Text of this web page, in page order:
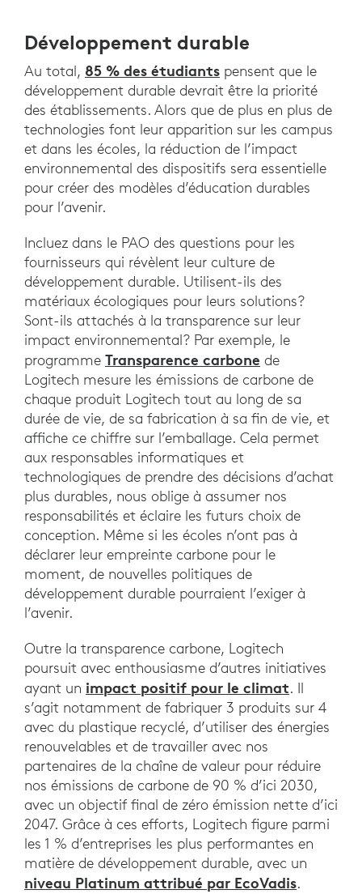
Développement durable
Au total, 85 % des étudiants pensent que le
développement durable devrait être la priorité
des établissements. Alors que de plus en plus de
technologies font leur apparition sur les campus
et dans les écoles, la réduction de l’impact
environnemental des dispositifs sera essentielle
pour créer des modèles d’éducation durables
pour l’avenir.
Incluez dans le PAO des questions pour les
fournisseurs qui révèlent leur culture de
développement durable. Utilisent-ils des
matériaux écologiques pour leurs solutions?
Sont-ils attachés à la transparence sur leur
impact environnemental? Par exemple, le
programme Transparence carbone de
Logitech mesure les émissions de carbone de
chaque produit Logitech tout au long de sa
durée de vie, de sa fabrication à sa fin de vie, et
affiche ce chiffre sur l’emballage. Cela permet
aux responsables informatiques et
technologiques de prendre des décisions d’achat
plus durables, nous oblige à assumer nos
responsabilités et éclaire les futurs choix de
conception. Même si les écoles n’ont pas à
déclarer leur empreinte carbone pour le
moment, de nouvelles politiques de
développement durable pourraient l’exiger à
l’avenir.
Outre la transparence carbone, Logitech
poursuit avec enthousiasme d’autres initiatives
ayant un impact positif pour le climat. Il
s’agit notamment de fabriquer 3 produits sur 4
avec du plastique recyclé, d’utiliser des énergies
renouvelables et de travailler avec nos
partenaires de la chaîne de valeur pour réduire
nos émissions de carbone de 90 % d’ici 2030,
avec un objectif final de zéro émission nette d’ici
2047. Grâce à ces efforts, Logitech figure parmi
les 1 % d’entreprises les plus performantes en
matière de développement durable, avec un
niveau Platinum attribué par EcoVadis.